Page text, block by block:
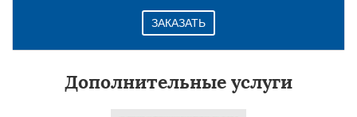
ЗАКАЗАТЬ
Дополнительные услуги